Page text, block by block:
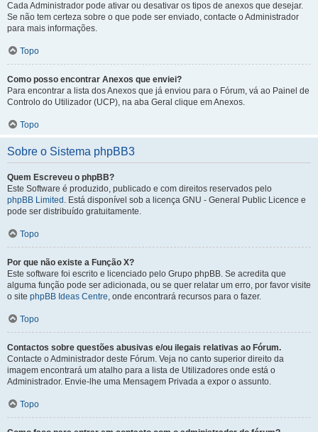
Cada Administrador pode ativar ou desativar os tipos de anexos que desejar.
Se não tem certeza sobre o que pode ser enviado, contacte o Administrador
para mais informações.
Topo
Como posso encontrar Anexos que enviei?
Para encontrar a lista dos Anexos que já enviou para o Fórum, vá ao Painel de
Controlo do Utilizador (UCP), na aba Geral clique em Anexos.
Topo
Sobre o Sistema phpBB3
Quem Escreveu o phpBB?
Este Software é produzido, publicado e com direitos reservados pelo
phpBB Limited . Está disponível sob a licença GNU - General Public Licence e
pode ser distribuído gratuitamente.
Topo
Por que não existe a Função X?
Este software foi escrito e licenciado pelo Grupo phpBB. Se acredita que
alguma função pode ser adicionada, ou se quer relatar um erro, por favor visite
o site phpBB Ideas Centre, onde encontrará recursos para o fazer.
Topo
Contactos sobre questões abusivas e/ou ilegais relativas ao Fórum.
Contacte o Administrador deste Fórum. Veja no canto superior direito da
imagem encontrará um atalho para a lista de Utilizadores onde está o
Administrador. Envie-lhe uma Mensagem Privada a expor o assunto.
Topo